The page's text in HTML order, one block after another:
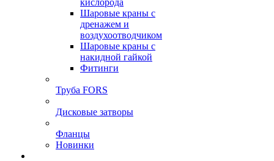
кислорода
Шаровые краны с
дренажем и
воздухоотводчиком
Шаровые краны с
накидной гайкой
Фитинги
Труба FORS
Дисковые затворы
Фланцы
Новинки